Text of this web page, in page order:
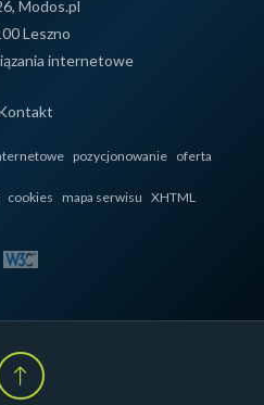
Modos.pl
Leszno
internetowe
pozycjonowanie oferta
cookies mapa serwisu XHTML